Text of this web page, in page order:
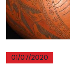
01/07/2020